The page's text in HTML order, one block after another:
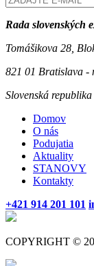
Rada slovenských
Tomášikova 28,
821 01 Bratislava -
Slovenská republika
Domov
O nás
Podujatia
Aktuality
STANOVY
Kontakty
+421 914 201 101
COPYRIGHT ©